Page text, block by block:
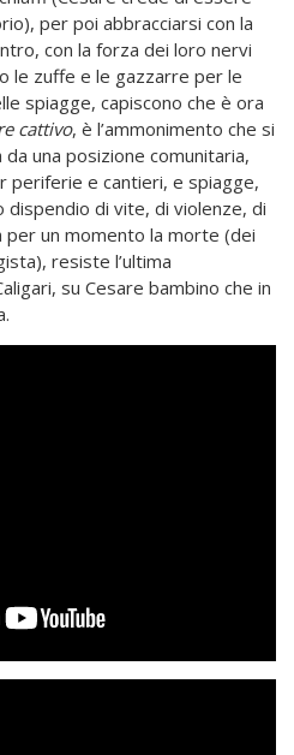
per poi abbracciarsi con la
con la forza dei loro nervi
le zuffe e le gazzarre per le
spiagge, capiscono che è ora
cattivo, è l’ammonimento che si
una posizione comunitaria,
periferie e cantieri, e spiagge,
di vite, di violenze, di
un momento la morte (dei
resiste l’ultima
su Cesare bambino che in